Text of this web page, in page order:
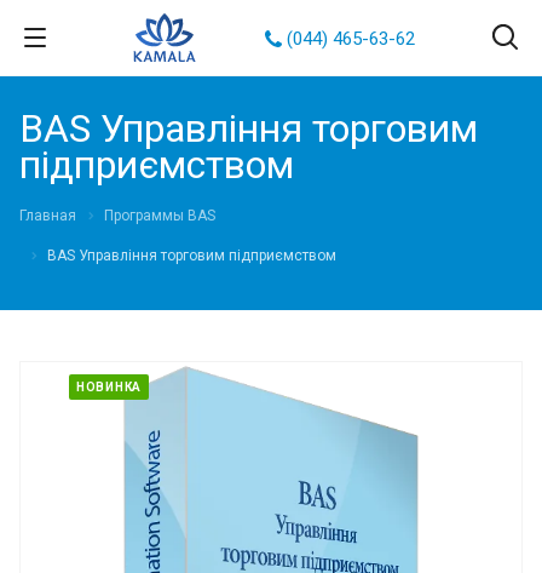
(044) 465-63-62
BAS Управління торговим
підприємством
Главная Программы BAS
BAS Управління торговим підприємством
НОВИНКА